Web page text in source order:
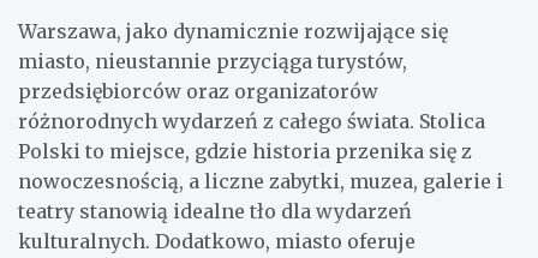
Warszawa, jako dynamicznie rozwijające się
miasto, nieustannie przyciąga turystów,
przedsiębiorców oraz organizatorów
różnorodnych wydarzeń z całego świata. Stolica
Polski to miejsce, gdzie historia przenika się z
nowoczesnością, a liczne zabytki, muzea, galerie i
teatry stanowią idealne tło dla wydarzeń
kulturalnych. Dodatkowo, miasto oferuje